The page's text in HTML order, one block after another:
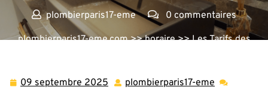
plombierparis17-eme
0 commentaires
plombierparis17-eme.com>>horaire>> Les Tarifs des
09 septembre 2025 09 plombierparis17-eme